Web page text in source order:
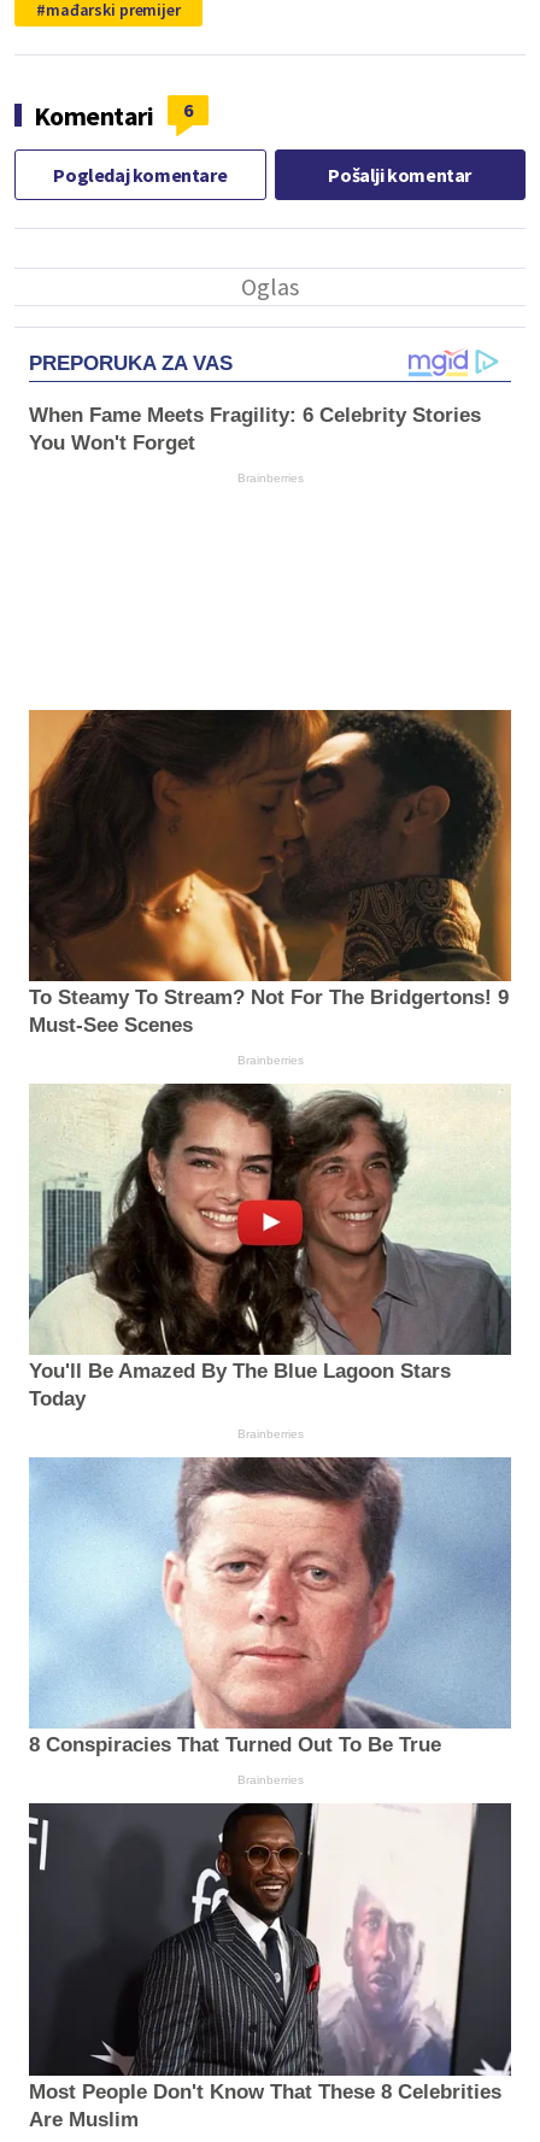
mađarski premijer
Komentari 6
Pogledaj komentare Pošalji komentar
PREPORUKA ZA VAS
When Fame Meets Fragility: 6 Celebrity Stories
You Won't Forget
Brainberries
To Steamy To Stream? Not For The Bridgertons! 9
Must-See Scenes
Brainberries
You'll Be Amazed By The Blue Lagoon Stars
Today
Brainberries
8 Conspiracies That Turned Out To Be True
Brainberries
Most People Don't Know That These 8 Celebrities
Are Muslim